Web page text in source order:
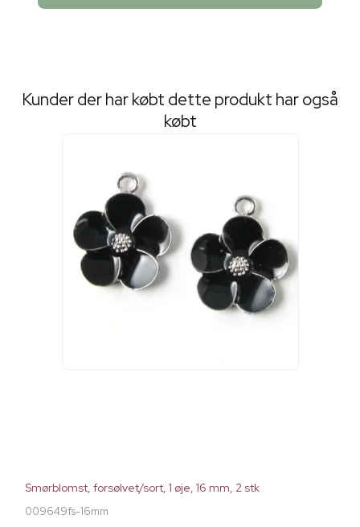
Kunder der har købt dette produkt har også
købt
Smørblomst, forsølvet/sort, 1 øje, 16 mm, 2 stk
009649fs-16mm